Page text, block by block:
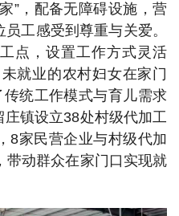
”，配备无障碍设施，营
工感受到尊重与关爱。
点，设置工作方式灵活
就业的农村妇女在家门
传统工作模式与育儿需求
镇设立38处村级代加工
8家民营企业与村级代加
带动群众在家门口实现就